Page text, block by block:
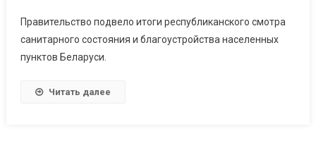
Правительство подвело итоги республиканского смотра
санитарного состояния и благоустройства населенных
пунктов Беларуси.
Читать далее